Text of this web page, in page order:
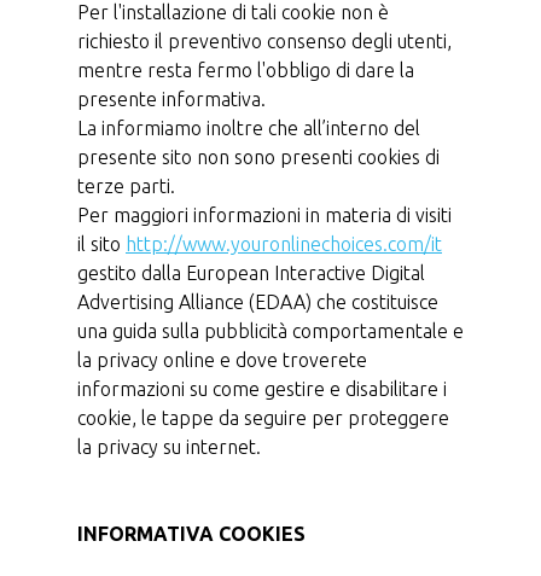
Per l'installazione di tali cookie non è
richiesto il preventivo consenso degli utenti,
mentre resta fermo l'obbligo di dare la
presente informativa.
La informiamo inoltre che all’interno del
presente sito non sono presenti cookies di
terze parti.
Per maggiori informazioni in materia di visiti
il sito http://www.youronlinechoices.com/it
gestito dalla European Interactive Digital
Advertising Alliance (EDAA) che costituisce
una guida sulla pubblicità comportamentale e
la privacy online e dove troverete
informazioni su come gestire e disabilitare i
cookie, le tappe da seguire per proteggere
la privacy su internet.
INFORMATIVA COOKIES